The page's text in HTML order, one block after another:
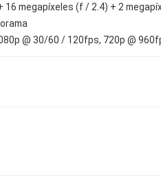
16 megapíxeles (f / 2.4) + 2
@ 30/60 / 120fps, 720p @